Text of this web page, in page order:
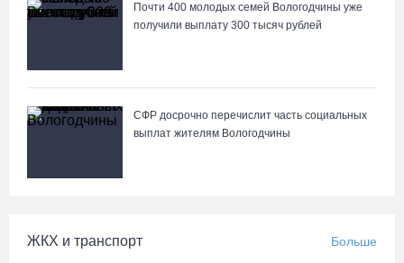
Почти 400 молодых семей Вологодчины уже
получили выплату 300 тысяч рублей
СФР досрочно перечислит часть социальных
выплат жителям Вологодчины
ЖКХ и транспорт Больше